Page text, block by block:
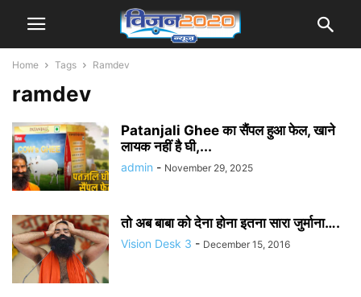
Home Tags Ramdev
ramdev
Patanjali Ghee का सैंपल हुआ फेल, खाने
लायक नहीं है घी,...
admin - November 29, 2025
तो अब बाबा को देना होना इतना सारा जुर्माना….
Vision Desk 3 - December 15, 2016